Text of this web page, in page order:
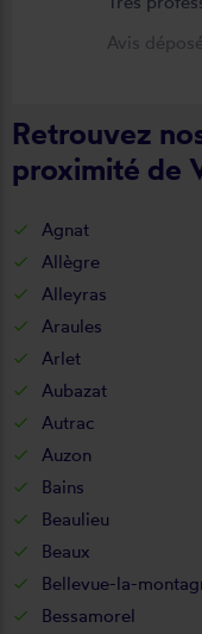
Avis
Retrouvez
proximité de
Agnat
Allègre
Alleyras
Araules
Arlet
Aubazat
Autrac
Auzon
Bains
Beaulieu
Beaux
Bellevue-la-
Bessamorel